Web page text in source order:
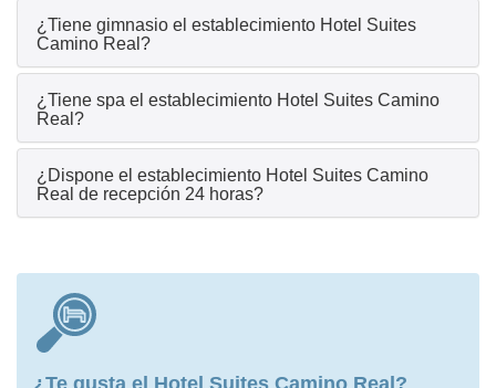
¿Tiene gimnasio el establecimiento Hotel Suites
Camino Real?
¿Tiene spa el establecimiento Hotel Suites Camino
Real?
¿Dispone el establecimiento Hotel Suites Camino
Real de recepción 24 horas?